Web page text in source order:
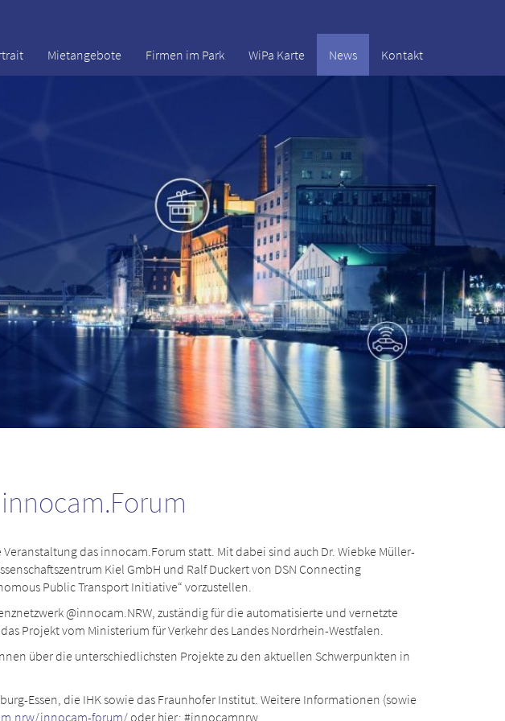
Mietangebote Firmen im Park WiPa Karte News Kontakt
das innocam.Forum statt. Mit dabei sind auch Dr. Wiebke Müller-
Kiel GmbH und Ralf Duckert von DSN Connecting
Public Transport Initiative“ vorzustellen.
@innocam.NRW, zuständig für die automatisierte und vernetzte
Projekt vom Ministerium für Verkehr des Landes Nordrhein-Westfalen.
über die unterschiedlichsten Projekte zu den aktuellen Schwerpunkten in
Essen, die IHK sowie das Fraunhofer Institut. Weitere Informationen (sowie
innocam-forum/oder hier: #innocamnrw.